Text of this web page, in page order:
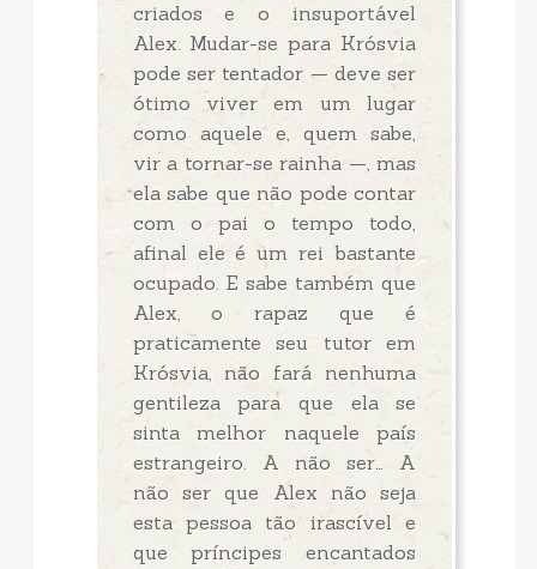
criados e o insuportável
Alex. Mudar-se para Krósvia
pode ser tentador — deve ser
ótimo viver em um lugar
como aquele e, quem sabe,
vir a tornar-se rainha —, mas
ela sabe que não pode contar
com o pai o tempo todo,
afinal ele é um rei bastante
ocupado. E sabe também que
Alex, o rapaz que é
praticamente seu tutor em
Krósvia, não fará nenhuma
gentileza para que ela se
sinta melhor naquele país
estrangeiro. A não ser… A
não ser que Alex não seja
esta pessoa tão irascível e
que príncipes encantados